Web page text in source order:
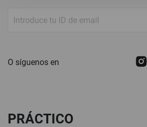
de
O síguenos en
PRÁCTICO